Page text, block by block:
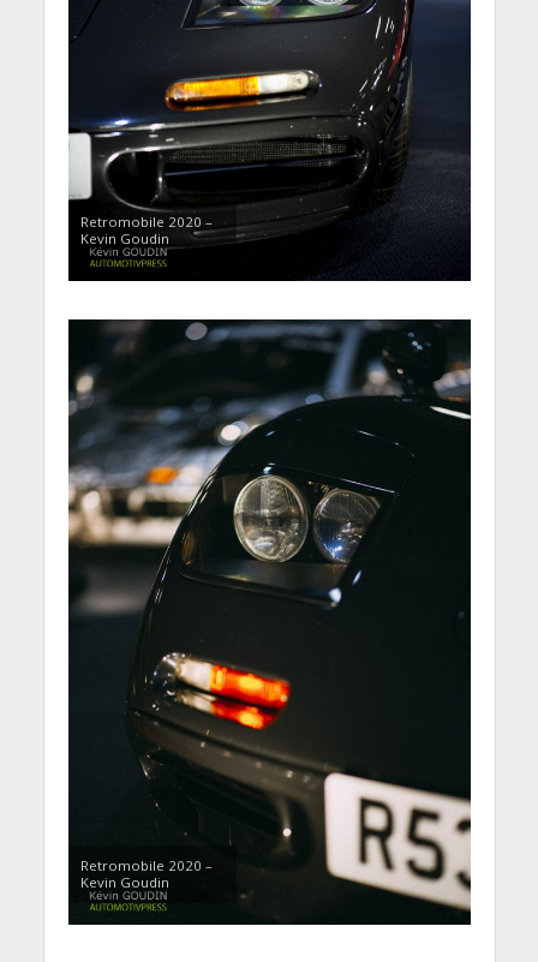
Retromobile 2020 –
Kevin Goudin
Retromobile 2020 –
Kevin Goudin